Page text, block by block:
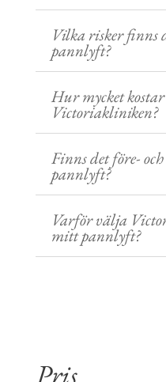
Vilka risker finns
pannlyft?
Hur mycket
Victoriakliniken?
Finns det före-
pannlyft?
Varför välja
mitt pannlyft?
Pris